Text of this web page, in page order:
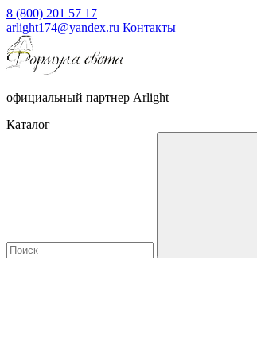
8 (800) 201 57 17
arlight174@yandex.ru Контакты
официальный партнер Arlight
Каталог